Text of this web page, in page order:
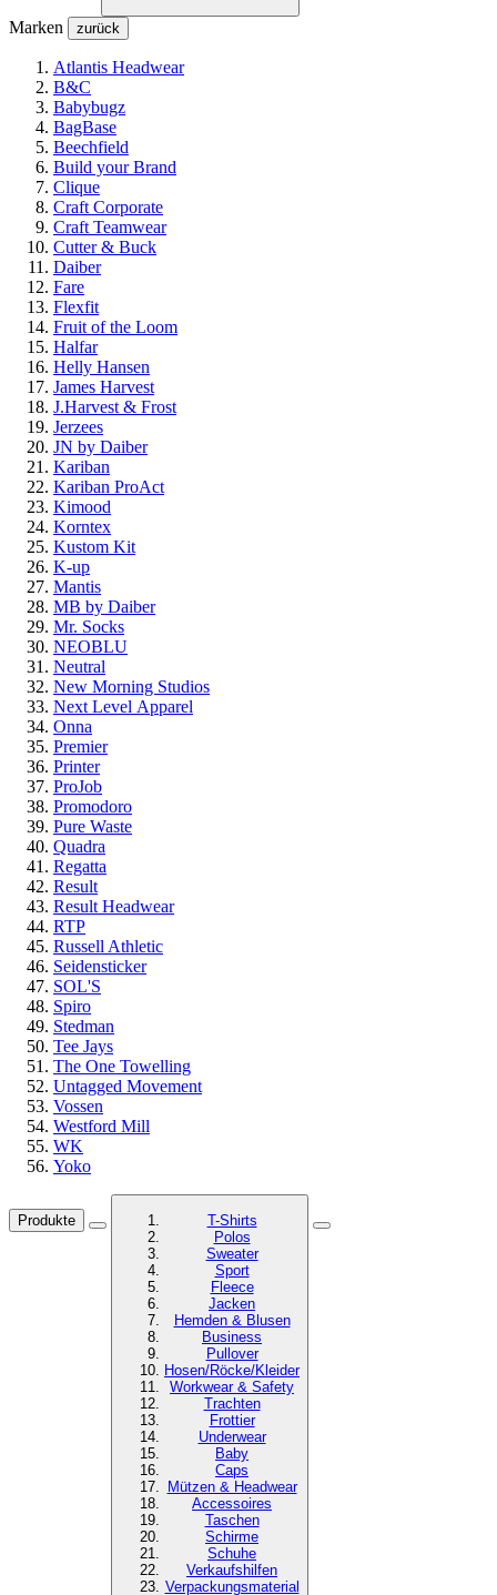
Marken zurück
Atlantis Headwear
B&C
Babybugz
BagBase
Beechfield
Build your Brand
Clique
Craft Corporate
Craft Teamwear
Cutter & Buck
Daiber
Fare
Flexfit
Fruit of the Loom
Halfar
Helly Hansen
James Harvest
J.Harvest & Frost
Jerzees
JN by Daiber
Kariban
Kariban ProAct
Kimood
Korntex
Kustom Kit
K-up
Mantis
MB by Daiber
Mr. Socks
NEOBLU
Neutral
New Morning Studios
Next Level Apparel
Onna
Premier
Printer
ProJob
Promodoro
Pure Waste
Quadra
Regatta
Result
Result Headwear
RTP
Russell Athletic
Seidensticker
SOL'S
Spiro
Stedman
Tee Jays
The One Towelling
Untagged Movement
Vossen
Westford Mill
WK
Yoko
Produkte
T-Shirts
Polos
Sweater
Sport
Fleece
Jacken
Hemden & Blusen
Business
Pullover
Hosen/Röcke/Kleider
Workwear & Safety
Trachten
Frottier
Underwear
Baby
Caps
Mützen & Headwear
Accessoires
Taschen
Schirme
Schuhe
Verkaufshilfen
Verpackungsmaterial